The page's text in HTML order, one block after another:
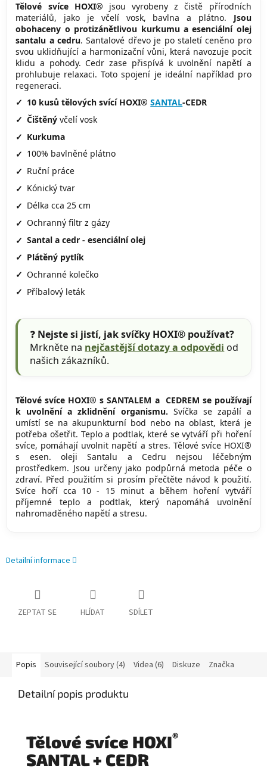
Tělové svíce HOXI® jsou vyrobeny z čistě přírodních
materiálů, jako je včelí vosk, bavlna a plátno. Jsou
obohaceny o protizánětlivou kurkumu a esenciální olej
santalu a cedru. Santalové dřevo je po staletí ceněno pro
svou uklidňující a harmonizační vůni, která navozuje pocit
klidu a pohody. Cedr zase přispívá k uvolnění napětí a
prohlubuje relaxaci. Toto spojení je ideální například pro
regeneraci.
10 kusů tělových svící HOXI®SANTAL-CEDR
Čištěný včelí vosk
Kurkuma
100% bavlněné plátno
Ruční práce
Kónický tvar
Délka cca 25 cm
Ochranný filtr z gázy
Santal a cedr - esenciální olej
Plátěný pytlík
Ochranné kolečko
Příbalový leták
❓ Nejste si jistí, jak svíčky HOXI® používat?
Mrkněte na nejčastější dotazy a odpovědi od
našich zákazníků.
Tělové svíce HOXI® s SANTALEM a CEDREM se používají
k uvolnění a zklidnění organismu. Svíčka se zapálí a
umístí se na akupunkturní bod nebo na oblast, která je
potřeba ošetřit. Teplo a podtlak, které se vytváří při hoření
svíce, pomáhají uvolnit napětí a stres. Tělové svíce HOXI®
s esen. oleji Santalu a Cedru nejsou léčebným
prostředkem. Jsou určeny jako podpůrná metoda péče o
zdraví. Před použitím si prosím přečtěte návod k použití.
Svíce hoří cca 10 - 15 minut a během hoření vytváří
příjemné teplo a podtlak, který napomáhá uvolnění
nahromaděného napětí a stresu.
Detailní informace
ZEPTAT SE HLÍDAT SDÍLET
Popis Související soubory (4) Videa (6) Diskuze Značka
Detailní popis produktu
Tělové svíce HOXI®
SANTAL + CEDR